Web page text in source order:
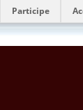
Participe